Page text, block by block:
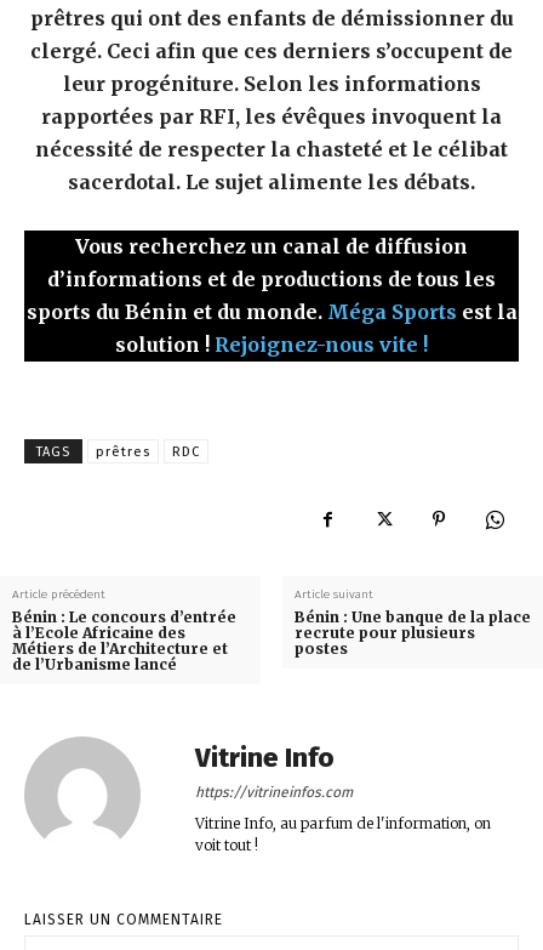
prêtres qui ont des enfants de démissionner du
clergé. Ceci afin que ces derniers s’occupent de
leur progéniture. Selon les informations
rapportées par RFI, les évêques invoquent la
nécessité de respecter la chasteté et le célibat
sacerdotal. Le sujet alimente les débats.
Vous recherchez un canal de diffusion
d’informations et de productions de tous les
sports du Bénin et du monde. Méga Sports est la
solution ! Rejoignez-nous vite !
TAGS prêtres RDC
Article précédent
Bénin : Le concours d’entrée
à l’Ecole Africaine des
Métiers de l’Architecture et
de l’Urbanisme lancé
Article suivant
Bénin : Une banque de la place
recrute pour plusieurs
postes
Vitrine Info
https://vitrineinfos.com
Vitrine Info, au parfum de l'information, on
voit tout !
LAISSER UN COMMENTAIRE